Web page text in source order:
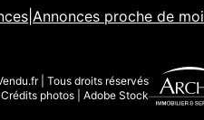
Annonces proche de moi
| Tous droits réservés
photos | Adobe Stock